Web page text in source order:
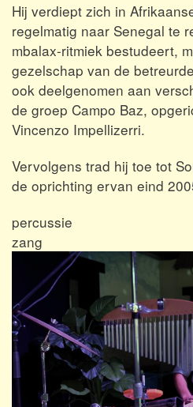
Hij verdiept zich in
regelmatig naar Senegal te
mbalax-ritmiek bestudeert,
gezelschap van de
ook deelgenomen aan
de groep Campo Baz,
Vincenzo Impellizerri.
Vervolgens trad hij toe tot
de oprichting ervan eind
percussie
zang